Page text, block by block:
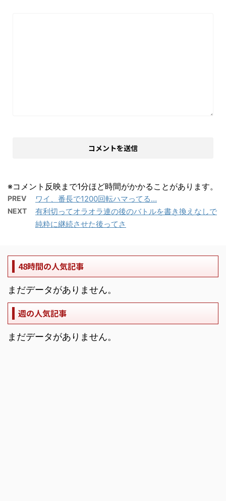
※コメント反映まで1分ほど時間がかかることがあります。
PREV ワイ、番長で1200回転ハマってる…
NEXT
有利切ってオラオラ連の後のバトルを書き換えなしで
純粋に継続させた後ってさ
48時間の人気記事
まだデータがありません。
週の人気記事
まだデータがありません。